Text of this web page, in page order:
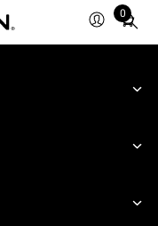
0
Total
items
cart: